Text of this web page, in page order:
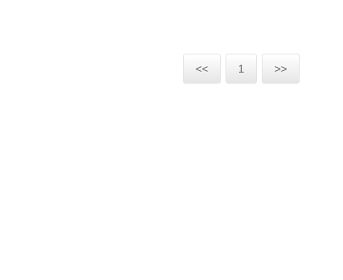
<< 1 >>